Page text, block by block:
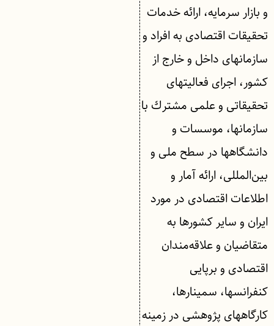
و بازار سرمایه، ارائه خدمات
تحقیقات اقتصادی به افراد و
سازمان‎های داخل و خارج از
كشور، اجرای فعالیت‎های
تحقیقاتی و علمی مشترك با
سازمان‎ها، موسسات و
دانشگاه‎ها در سطح ملی و
بین‌المللی، ارائه آمار و
اطلاعات اقتصادی در مورد
ایران و سایر كشورها به
متقاضیان و علاقه‌مندان
اقتصادی و برپایی
كنفرانس‎ها، سمینارها،
كارگاه‎های پژوهشی در زمینه